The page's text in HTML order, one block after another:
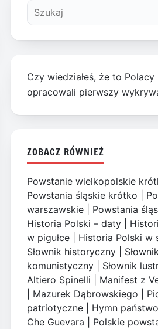
Czy wiedziałeś, że to Polacy
opracowali pierwszy
ZOBACZ RÓWNIEŻ
Powstanie wielkopolskie
Powstania śląskie krótko
warszawskie
Powstania
Historia Polski – daty
w pigułce
Historia Polski w
Słownik historyczny
komunistyczny
Słownik
Altiero Spinelli
Manifest z
Mazurek Dąbrowskiego
patriotyczne
Hymn
Che Guevara
Polskie